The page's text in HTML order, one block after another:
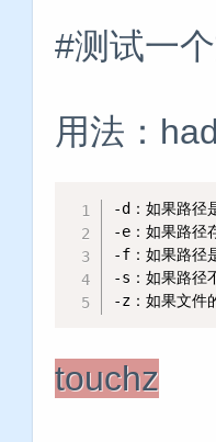
#测试一
用法：
-d：如果路径
-e：如果路径
-f：如果路径
-s：如果路径
-z：如果文件
touchz